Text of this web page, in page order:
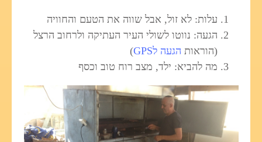
עלות: לא זול, אבל שווה את הטעם והחוויה
הגעה: נווטו לשולי העיר העתיקה ולרחוב הרצל
(הוראות הגעה לGPS
)
מה להביא: ילד, מצב רוח טוב וכסף